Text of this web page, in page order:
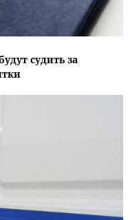
судить за